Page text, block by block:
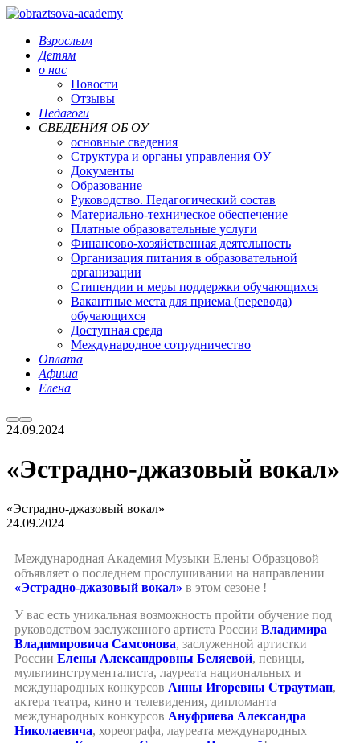
Взрослым
Детям
о нас
Новости
Отзывы
Педагоги
СВЕДЕНИЯ ОБ ОУ
основные сведения
Структура и органы управления ОУ
Документы
Образование
Руководство. Педагогический состав
Материально-техническое обеспечение
Платные образовательные услуги
Финансово-хозяйственная деятельность
Организация питания в образовательной
организации
Стипендии и меры поддержки обучающихся
Вакантные места для приема (перевода)
обучающихся
Доступная среда
Международное сотрудничество
Оплата
Афиша
Елена
24.09.2024
«Эстрадно-джазовый вокал»
«Эстрадно-джазовый вокал»
24.09.2024
Международная Академия Музыки Елены Образцовой
объявляет о последнем прослушивании на направлении
«Эстрадно-джазовый вокал» в этом сезоне !
У вас есть уникальная возможность пройти обучение под
руководством заслуженного артиста России Владимира
Владимировича Самсонова, заслуженной артистки
России Елены Александровны Беляевой, певицы,
мультиинструменталиста, лауреата национальных и
международных конкурсов Анны Игоревны Страутман,
актера театра, кино и телевидения, дипломанта
международных конкурсов Ануфриева Александра
Николаевича, хореографа, лауреата международных